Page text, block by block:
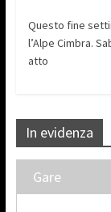
Questo fine
l’Alpe Cimbra.
atto
In evidenza
Gare